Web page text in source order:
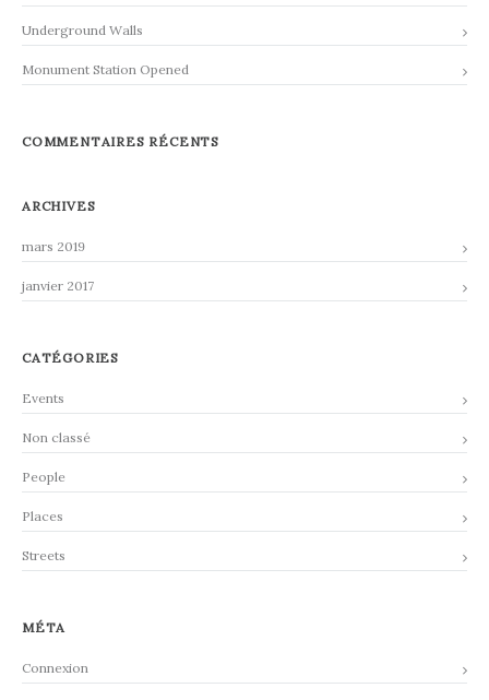
Underground Walls
Monument Station Opened
COMMENTAIRES RÉCENTS
ARCHIVES
mars 2019
janvier 2017
CATÉGORIES
Events
Non classé
People
Places
Streets
MÉTA
Connexion